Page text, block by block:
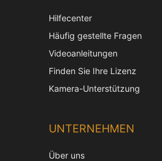
Hilfecenter
Häufig gestellte Fragen
Videoanleitungen
Finden Sie Ihre Lizenz
Kamera-Unterstützung
UNTERNEHMEN
Über uns